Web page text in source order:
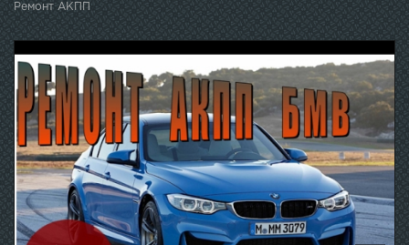
Ремонт АКПП